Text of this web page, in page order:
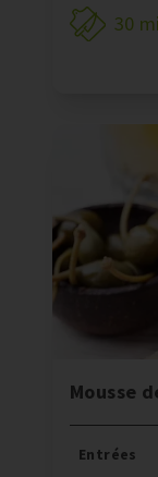
30
Mousse
Entrées